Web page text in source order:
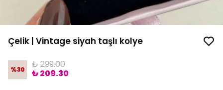
Çelik | Vintage siyah taşlı kolye
%30
₺ 299.00
₺ 209.30